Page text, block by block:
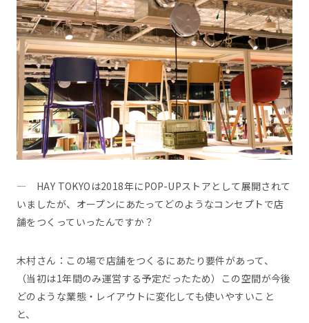
― HAY TOKYOは2018年にPOP-UPストアとして展開されて
いましたが、オープンにあたってどのようなコンセプトで店
舗をつくっていったんですか？
木村さん：この場で店舗をつくるにあたり要件があって、
（当初は1年間のみ運営する予定だったため）この空間が今後
どのような業態・レイアウトに変化しても使いやすいこと
と、